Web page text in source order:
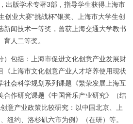
出版学术专著3部，指导学生获得上海市
创业大赛“挑战杯”银奖、上海市大学生创
新闻技术一等奖，曾获上海交通大学教书
育人二等奖。
）包括：上海市促进文化创意产业发展财
《上海市文化创意产业人才培养使用现状
社会科学规划系列课题《繁荣发展上海互
合作研究课题《中国音乐产业研究》（结
意产业政策比较研究：以中国北京、上
纽约、洛杉矶六市为例》（在研）等。